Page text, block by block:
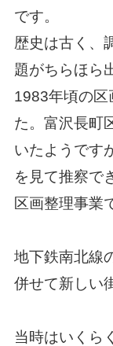
です。
歴史は古く、
題がちらほら
1983年頃の区
た。富沢長町
いたようです
を見て推察で
区画整理事業
地下鉄南北線
併せて新しい
当時はいくら